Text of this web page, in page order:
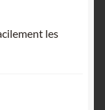
les